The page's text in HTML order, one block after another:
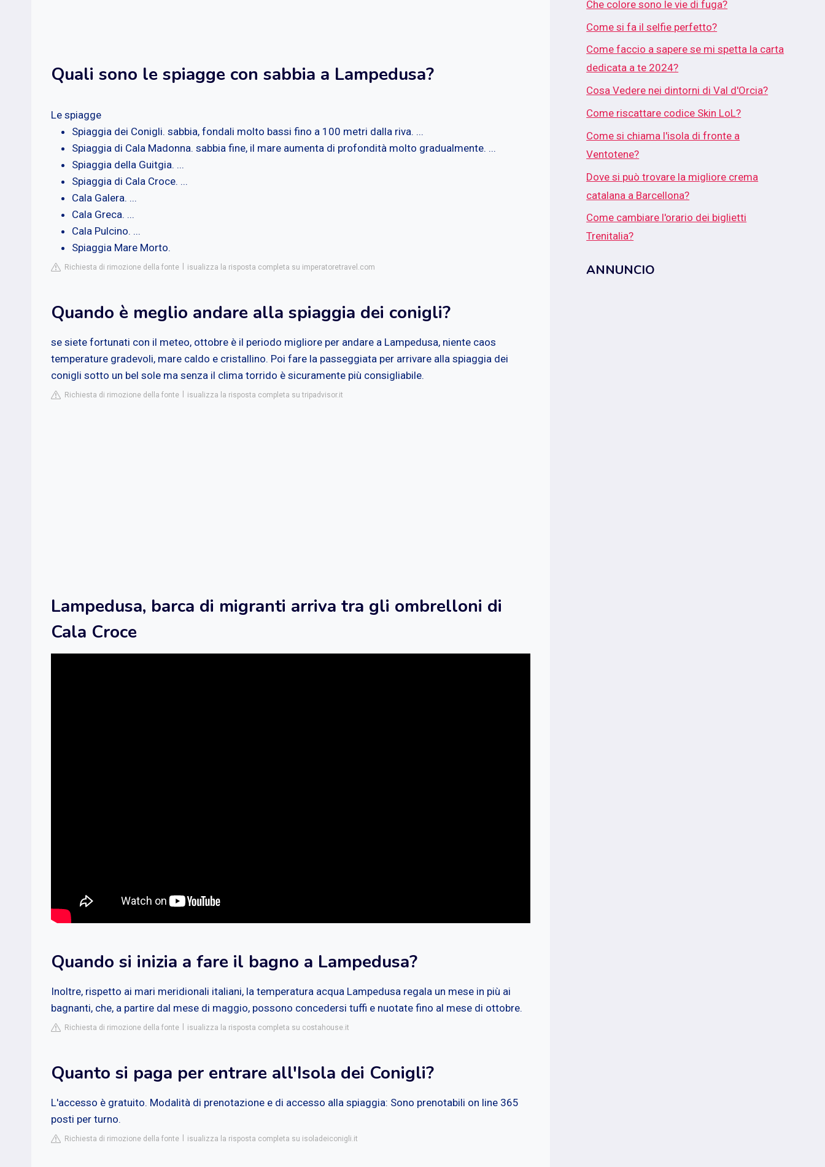
Quali sono le spiagge con sabbia a Lampedusa?
Le spiagge
Spiaggia dei Conigli. sabbia, fondali molto bassi fino a 100 metri dalla riva. ...
Spiaggia di Cala Madonna. sabbia fine, il mare aumenta di profondità molto gradualmente. ...
Spiaggia della Guitgia. ...
Spiaggia di Cala Croce. ...
Cala Galera. ...
Cala Greca. ...
Cala Pulcino. ...
Spiaggia Mare Morto.
Richiesta di rimozione della fonte isualizza la risposta completa su imperatoretravel.com
Quando è meglio andare alla spiaggia dei conigli?
se siete fortunati con il meteo, ottobre è il periodo migliore per andare a Lampedusa, niente caos
temperature gradevoli, mare caldo e cristallino. Poi fare la passeggiata per arrivare alla spiaggia dei
conigli sotto un bel sole ma senza il clima torrido è sicuramente più consigliabile.
Richiesta di rimozione della fonte isualizza la risposta completa su tripadvisor.it
Lampedusa, barca di migranti arriva tra gli ombrelloni di
Cala Croce
Quando si inizia a fare il bagno a Lampedusa?
Inoltre, rispetto ai mari meridionali italiani, la temperatura acqua Lampedusa regala un mese in più ai
bagnanti, che, a partire dal mese di maggio, possono concedersi tuffi e nuotate fino al mese di ottobre.
Richiesta di rimozione della fonte isualizza la risposta completa su costahouse.it
Quanto si paga per entrare all'Isola dei Conigli?
L'accesso è gratuito. Modalità di prenotazione e di accesso alla spiaggia: Sono prenotabili on line 365
posti per turno.
Richiesta di rimozione della fonte isualizza la risposta completa su isoladeiconigli.it
Che colore sono le vie di fuga?
Come si fa il selfie perfetto?
Come faccio a sapere se mi spetta la carta
dedicata a te 2024?
Cosa Vedere nei dintorni di Val d'Orcia?
Come riscattare codice Skin LoL?
Come si chiama l'isola di fronte a
Ventotene?
Dove si può trovare la migliore crema
catalana a Barcellona?
Come cambiare l'orario dei biglietti
Trenitalia?
ANNUNCIO